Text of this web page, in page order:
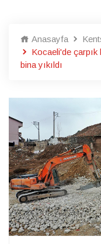
Anasayfa
Kocaeli'de
bina yıkıldı